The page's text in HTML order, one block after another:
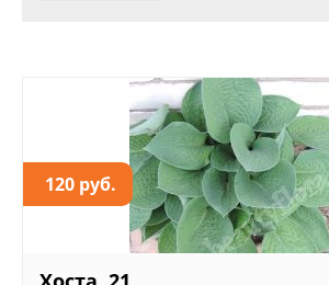
120 руб.